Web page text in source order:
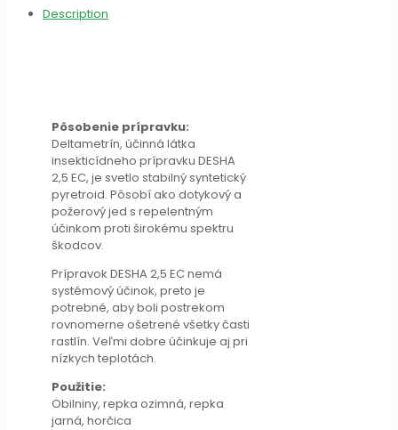
Description
Pôsobenie prípravku:
Deltametrín, účinná látka
insekticídneho prípravku DESHA
2,5 EC, je svetlo stabilný syntetický
pyretroid. Pôsobí ako dotykový a
požerový jed s repelentným
účinkom proti širokému spektru
škodcov.
Prípravok DESHA 2,5 EC nemá
systémový účinok, preto je
potrebné, aby boli postrekom
rovnomerne ošetrené všetky časti
rastlín. Veľmi dobre účinkuje aj pri
nízkych teplotách.
Použitie:
Obilniny, repka ozimná, repka
jarná, horčica